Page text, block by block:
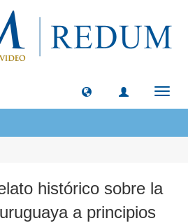
histórico sobre la
a principios